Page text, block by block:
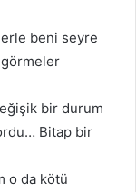
beni seyre
bir durum
Bitap bir
o da kötü